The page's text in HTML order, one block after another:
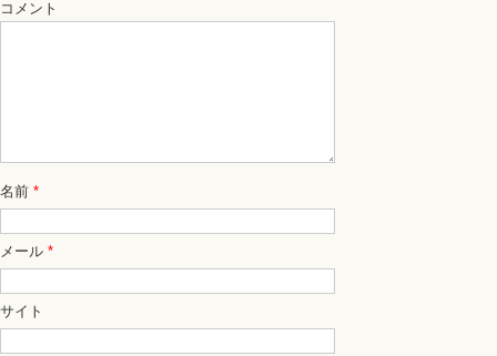
コメント
名前 *
メール *
サイト